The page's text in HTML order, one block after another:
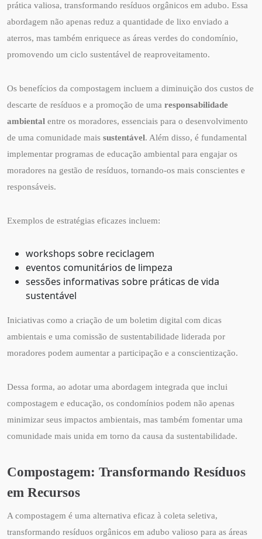
prática valiosa, transformando resíduos orgânicos em adubo. Essa
abordagem não apenas reduz a quantidade de lixo enviado a
aterros, mas também enriquece as áreas verdes do condomínio,
promovendo um ciclo sustentável de reaproveitamento.
Os benefícios da compostagem incluem a diminuição dos custos de
descarte de resíduos e a promoção de uma responsabilidade
ambiental entre os moradores, essenciais para o desenvolvimento
de uma comunidade mais sustentável. Além disso, é fundamental
implementar programas de educação ambiental para engajar os
moradores na gestão de resíduos, tornando-os mais conscientes e
responsáveis.
Exemplos de estratégias eficazes incluem:
workshops sobre reciclagem
eventos comunitários de limpeza
sessões informativas sobre práticas de vida
sustentável
Iniciativas como a criação de um boletim digital com dicas
ambientais e uma comissão de sustentabilidade liderada por
moradores podem aumentar a participação e a conscientização.
Dessa forma, ao adotar uma abordagem integrada que inclui
compostagem e educação, os condomínios podem não apenas
minimizar seus impactos ambientais, mas também fomentar uma
comunidade mais unida em torno da causa da sustentabilidade.
Compostagem: Transformando Resíduos
em Recursos
A compostagem é uma alternativa eficaz à coleta seletiva,
transformando resíduos orgânicos em adubo valioso para as áreas